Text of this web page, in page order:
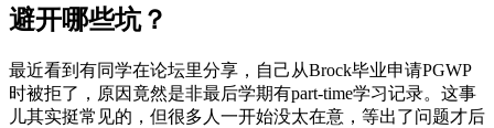
避开哪些坑？
最近看到有同学在论坛里分享，自己从Brock毕业申请PGWP
时被拒了，原因竟然是非最后学期有part-time学习记录。这事
儿其实挺常见的，但很多人一开始没太在意，等出了问题才后